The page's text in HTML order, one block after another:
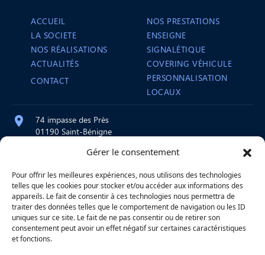
Gérer le consentement
Pour offrir les meilleures expériences, nous utilisons des technologies
telles que les cookies pour stocker et/ou accéder aux informations des
appareils. Le fait de consentir à ces technologies nous permettra de
traiter des données telles que le comportement de navigation ou les ID
uniques sur ce site. Le fait de ne pas consentir ou de retirer son
consentement peut avoir un effet négatif sur certaines caractéristiques
et fonctions.
ACCUEIL
LA SOCIETE
NOS RÉALISATIONS
ACTUALITÉS
CONTACT
NOS PRESTATIONS
ENSEIGNE
SIGNALÉTIQUE
COVERING VÉHICULE
PERSONNALISATION
LOCAUX
74 impasse des Près
01190 Saint-Bénigne
contact@atelier-martre.fr
09 72 95 15 20
Lundi au jeudi : 8h – 12h / 14h – 18h
Vendredi : 8h – 12h
|Mentions légales